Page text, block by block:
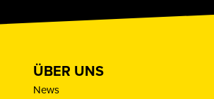
ÜBER UNS
News